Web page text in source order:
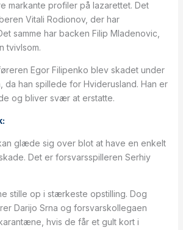
markante profiler på lazarettet. Det
Vitali Rodionov, der har
samme har backen Filip Mladenovic,
tvivlsom.
Egor Filipenko blev skadet under
da han spillede for Hviderusland. Han er
og bliver svær at erstatte.
glæde sig over blot at have en enkelt
Det er forsvarsspilleren Serhiy
stille op i stærkeste opstilling. Dog
Darijo Srna og forsvarskollegaen
hvis de får et gult kort i